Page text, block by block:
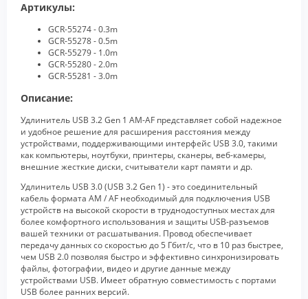
Артикулы:
GCR-55274 - 0.3m
GCR-55278 - 0.5m
GCR-55279 - 1.0m
GCR-55280 - 2.0m
GCR-55281 - 3.0m
Описание:
Удлинитель USB 3.2 Gen 1 AM-AF представляет собой надежное
и удобное решение для расширения расстояния между
устройствами, поддерживающими интерфейс USB 3.0, такими
как компьютеры, ноутбуки, принтеры, сканеры, веб-камеры,
внешние жесткие диски, считыватели карт памяти и др.
Удлинитель USB 3.0 (USB 3.2 Gen 1) - это соединительный
кабель формата AM / AF необходимый для подключения USB
устройств на высокой скорости в труднодоступных местах для
более комфортного использования и защиты USB-разъемов
вашей техники от расшатывания. Провод обеспечивает
передачу данных со скоростью до 5 Гбит/с, что в 10 раз быстрее,
чем USB 2.0 позволяя быстро и эффективно синхронизировать
файлы, фотографии, видео и другие данные между
устройствами USB. Имеет обратную совместимость с портами
USB более ранних версий.